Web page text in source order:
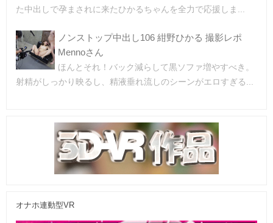
た中出しで孕まされに来たひかるちゃんを全力で応援しま...
ノンストップ中出し106 紺野ひかる 撮影レポ
Mennoさん
ほんとそれ！バック減らして黒ソファ増やすべき。
射精がしっかり映るし、精液垂れ流しのシーンがエロすぎる...
オナホ連動型VR